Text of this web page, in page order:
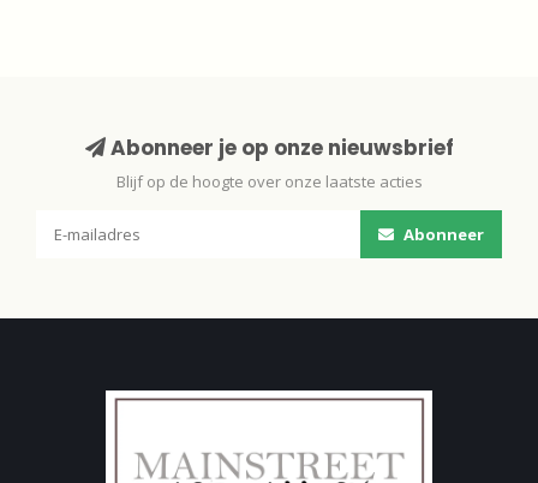
Abonneer je op onze nieuwsbrief
Blijf op de hoogte over onze laatste acties
Abonneer